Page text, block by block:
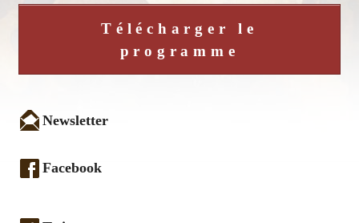
Télécharger le
programme
Newsletter
Facebook